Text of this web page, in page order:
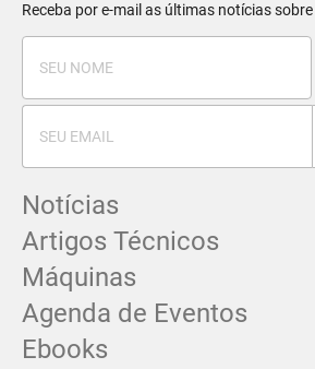
Receba por e-mail as últimas notícias
Notícias
Artigos Técnicos
Máquinas
Agenda de Eventos
Ebooks